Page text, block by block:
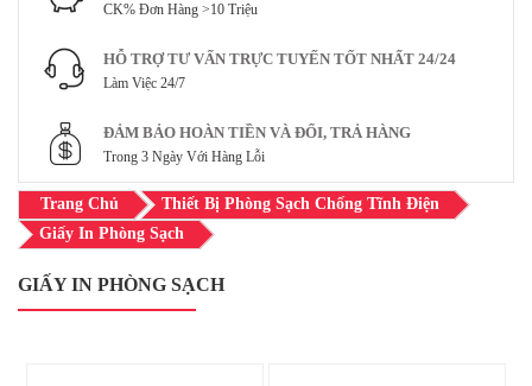
CK% Đơn Hàng >10 Triệu
HỖ TRỢ TƯ VẤN TRỰC TUYẾN TỐT NHẤT 24/24
Làm Việc 24/7
ĐẢM BẢO HOÀN TIỀN VÀ ĐỔI, TRẢ HÀNG
Trong 3 Ngày Với Hàng Lỗi
Trang Chủ
Thiết Bị Phòng Sạch Chống Tĩnh Điện
Giấy In Phòng Sạch
GIẤY IN PHÒNG SẠCH